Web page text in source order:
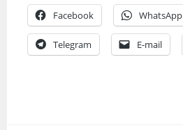
Facebook WhatsApp
Telegram E-mail